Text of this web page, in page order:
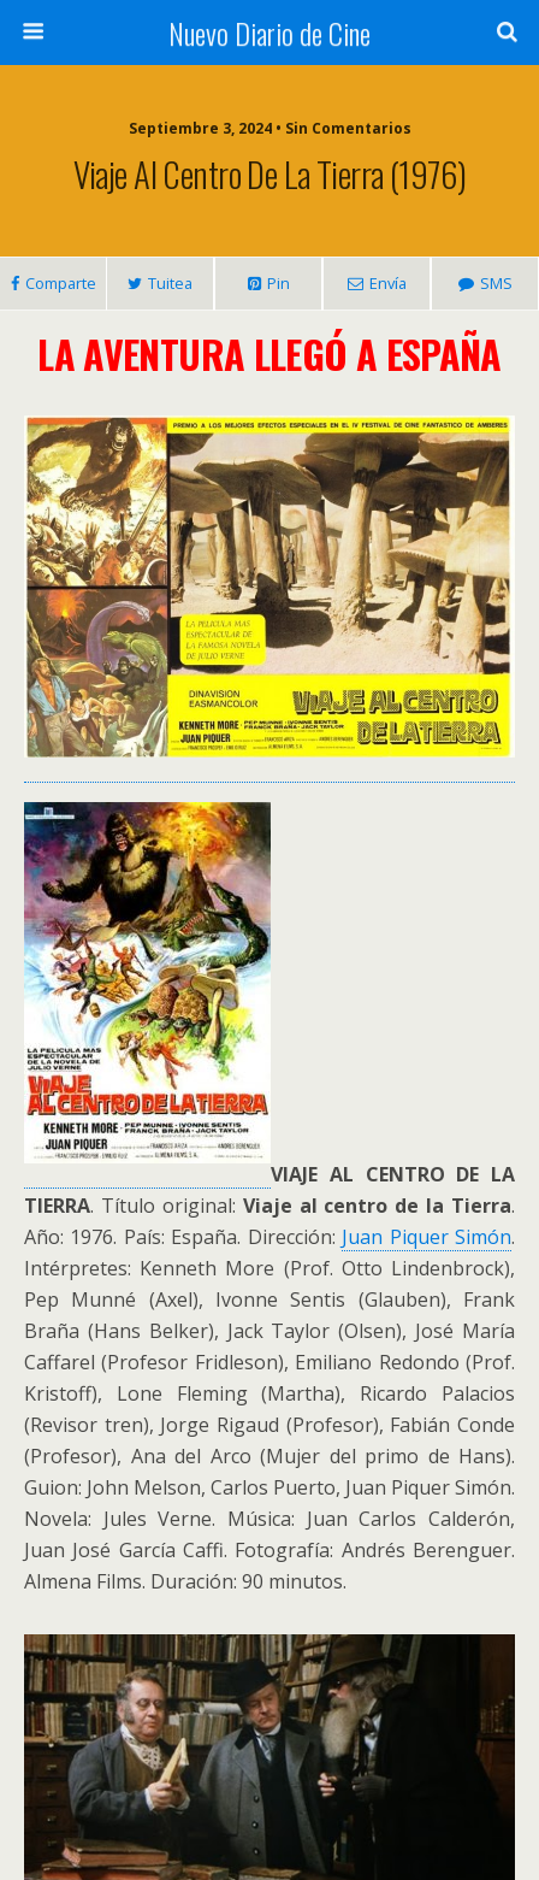
Nuevo Diario de Cine
Septiembre 3, 2024 • Sin Comentarios
Viaje Al Centro De La Tierra (1976)
Comparte Tuitea Pin Envía SMS
LA AVENTURA LLEGÓ A ESPAÑA
VIAJE AL CENTRO DE LA
TIERRA. Título original: Viaje al centro de la Tierra.
Año: 1976. País: España. Dirección: Juan Piquer Simón.
Intérpretes: Kenneth More (Prof. Otto Lindenbrock),
Pep Munné (Axel), Ivonne Sentis (Glauben), Frank
Braña (Hans Belker), Jack Taylor (Olsen), José María
Caffarel (Profesor Fridleson), Emiliano Redondo (Prof.
Kristoff), Lone Fleming (Martha), Ricardo Palacios
(Revisor tren), Jorge Rigaud (Profesor), Fabián Conde
(Profesor), Ana del Arco (Mujer del primo de Hans).
Guion: John Melson, Carlos Puerto, Juan Piquer Simón.
Novela: Jules Verne. Música: Juan Carlos Calderón,
Juan José García Caffi. Fotografía: Andrés Berenguer.
Almena Films. Duración: 90 minutos.